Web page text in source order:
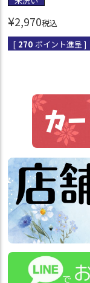
¥2,970税込
[ 270 ポイント進呈 ]